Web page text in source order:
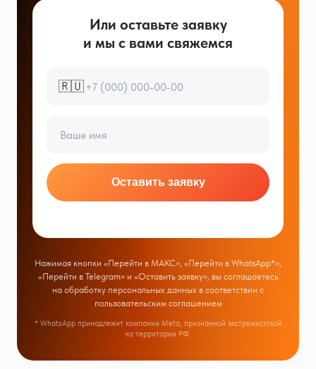
Или оставьте заявку
и мы с вами свяжемся
🇷🇺
Оставить заявку
Нажимая кнопки «Перейти в МАКС», «Перейти в WhatsApp*»,
«Перейти в Telegram» и «Оставить заявку», вы соглашаетесь
на обработку персональных данных в соответствии с
пользовательским соглашением
* WhatsApp принадлежит компании Meta, признанной экстремистской
на территории РФ.